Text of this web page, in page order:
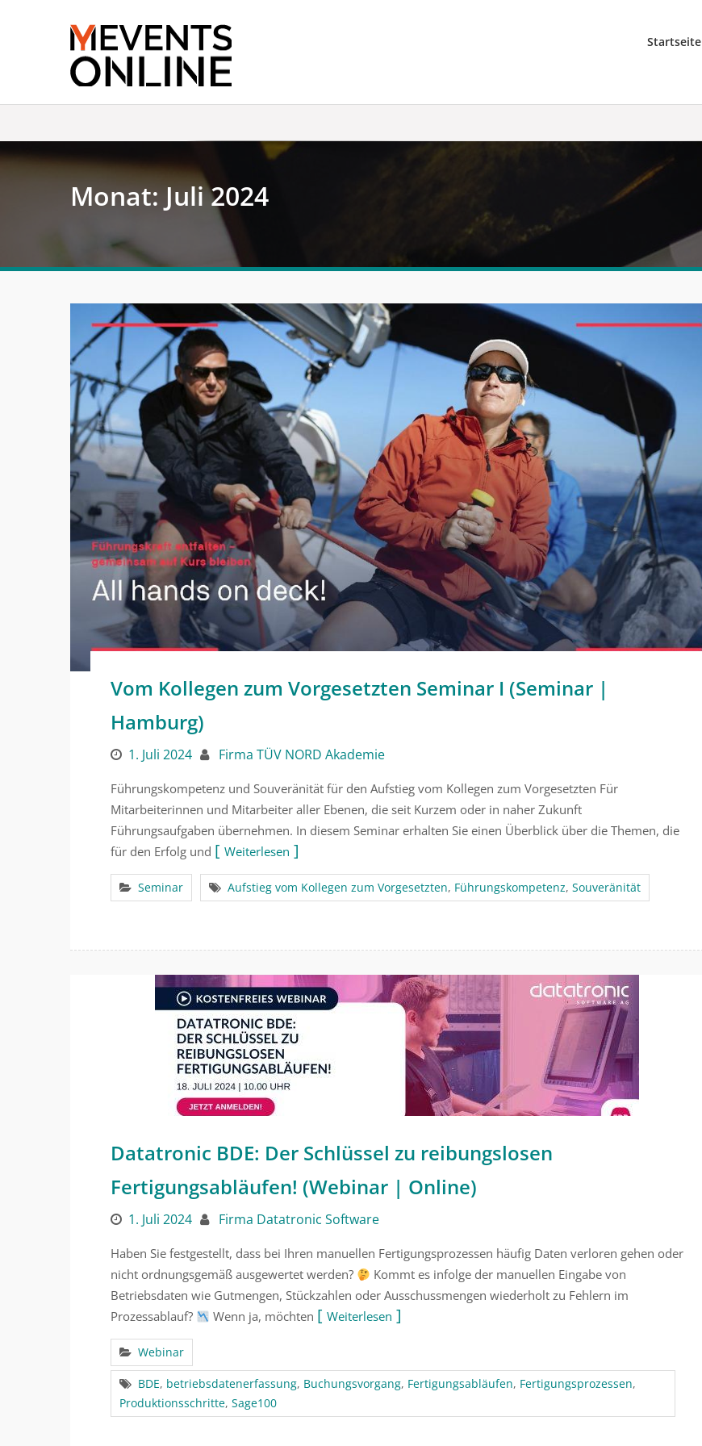
Startseite
Monat:Juli 2024
Vom Kollegen zum Vorgesetzten Seminar I (Seminar |
Hamburg)
1. Juli 2024 Firma TÜV NORD Akademie
Führungskompetenz und Souveränität für den Aufstieg vom Kollegen zum Vorgesetzten Für
Mitarbeiterinnen und Mitarbeiter aller Ebenen, die seit Kurzem oder in naher Zukunft
Führungsaufgaben übernehmen. In diesem Seminar erhalten Sie einen Überblick über die Themen, die
für den Erfolg und
Weiterlesen
Seminar Aufstieg vom Kollegen zum Vorgesetzten, Führungskompetenz, Souveränität
Datatronic BDE: Der Schlüssel zu reibungslosen
Fertigungsabläufen! (Webinar | Online)
1. Juli 2024 Firma Datatronic Software
Haben Sie festgestellt, dass bei Ihren manuellen Fertigungsprozessen häufig Daten verloren gehen oder
nicht ordnungsgemäß ausgewertet werden?
Kommt es infolge der manuellen Eingabe von
Betriebsdaten wie Gutmengen, Stückzahlen oder Ausschussmengen wiederholt zu Fehlern im
Prozessablauf?
Wenn ja, möchten Weiterlesen
Webinar
BDE, betriebsdatenerfassung, Buchungsvorgang, Fertigungsabläufen, Fertigungsprozessen,
Produktionsschritte, Sage100